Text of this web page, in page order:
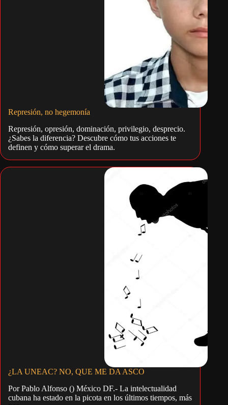
Represión, no hegemonía
Represión, opresión, dominación, privilegio, desprecio.
¿Sabes la diferencia? Descubre cómo tus acciones te
definen y cómo superar el drama.
¿LA UNEAC? NO, QUE ME DA ASCO
Por Pablo Alfonso () México DF.- La intelectualidad
cubana ha estado en la picota en los últimos tiempos, más